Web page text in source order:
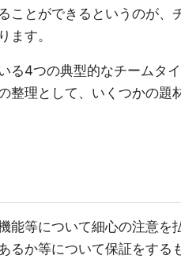
ことができるというのが、
ます。
る4つの典型的なチームタ
整理として、いくつかの題
能等について細心の注意を
るか等について保証をする